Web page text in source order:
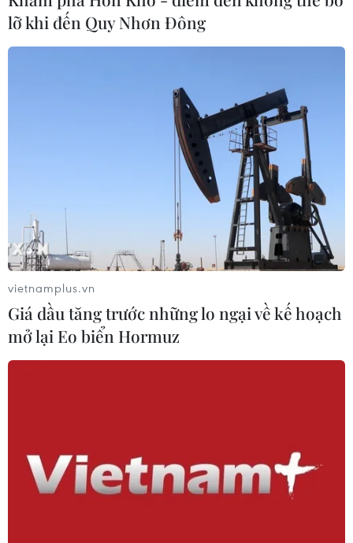
lỡ khi đến Quy Nhơn Đông
vietnamplus.vn
Giá dầu tăng trước những lo ngại về kế hoạch
mở lại Eo biển Hormuz